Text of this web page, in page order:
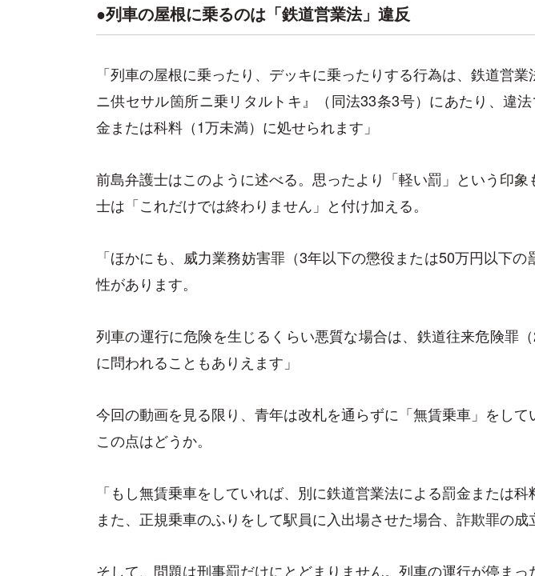
●列車の屋根に乗るのは「鉄道営業法」違反
「列車の屋根に乗ったり、デッキに乗ったりする行為は、鉄道営
ニ供セサル箇所ニ乗リタルトキ』（同法33条3号）にあたり、違法
金または科料（1万未満）に処せられます」
前島弁護士はこのように述べる。思ったより「軽い罰」という印象
士は「これだけでは終わりません」と付け加える。
「ほかにも、威力業務妨害罪（3年以下の懲役または50万円以下の
性があります。
列車の運行に危険を生じるくらい悪質な場合は、鉄道往来危険罪（
に問われることもありえます」
今回の動画を見る限り、青年は改札を通らずに「無賃乗車」をして
この点はどうか。
「もし無賃乗車をしていれば、別に鉄道営業法による罰金または科
また、正規乗車のふりをして駅員に入出場させた場合、詐欺罪の成
そして、問題は刑事罰だけにとどまりません。列車の運行が停ま